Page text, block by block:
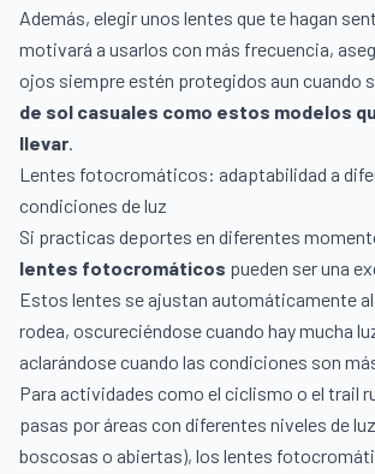
Además, elegir unos lentes que te hagan
motivará a usarlos con más frecuencia,
ojos siempre estén protegidos aun cuando
de sol casuales como estos modelos
llevar.
Lentes fotocromáticos: adaptabilidad a
condiciones de luz
Si practicas deportes en diferentes
lentes fotocromáticos pueden ser una
Estos lentes se ajustan automáticamente al
rodea, oscureciéndose cuando hay mucha
aclarándose cuando las condiciones son
Para actividades como el ciclismo o el trail
pasas por áreas con diferentes niveles de
boscosas o abiertas), los lentes